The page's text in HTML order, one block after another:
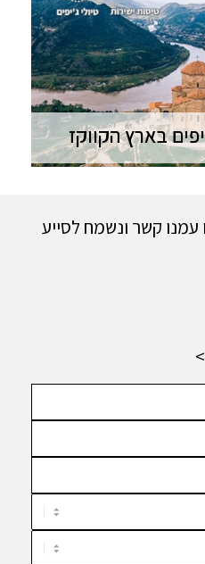
בארץ הקווקז
ישירות | סוכות ההרשמה
קשר ונשמח לסייע